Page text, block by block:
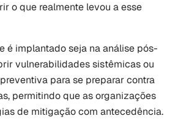
o que realmente levou a esse
é implantado seja na análise pós-
vulnerabilidades sistêmicas ou
para se preparar contra
permitindo que as organizações
de mitigação com antecedência.